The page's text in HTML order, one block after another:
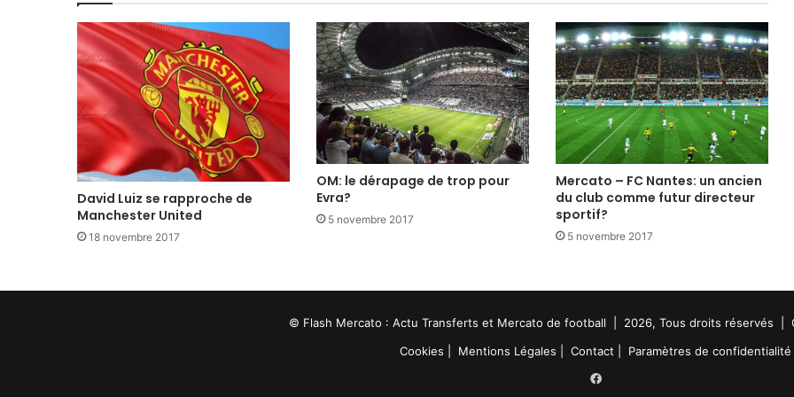
David Luiz se rapproche de
Manchester United
18 novembre 2017
OM: le dérapage de trop pour
Evra?
5 novembre 2017
Mercato – FC Nantes: un ancien
du club comme futur directeur
sportif?
5 novembre 2017
© Flash Mercato : Actu Transferts et Mercato de football | 2026, Tous droits réservés |
Cookies
Mentions Légales Contact
Paramètres de confidentialité
Facebook